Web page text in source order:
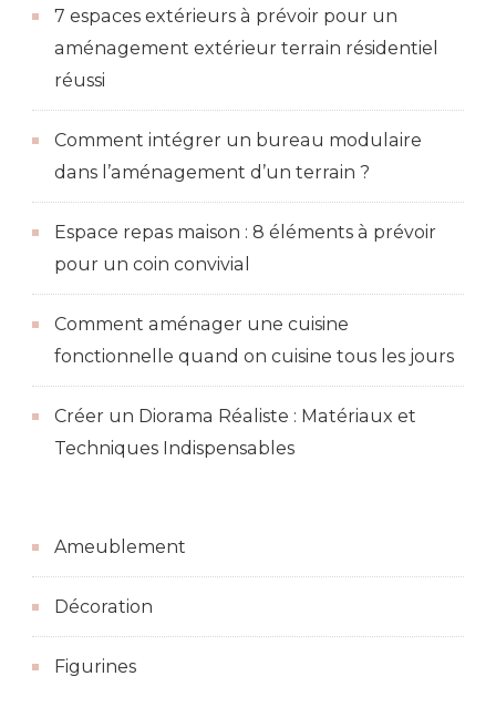
7 espaces extérieurs à prévoir pour un
aménagement extérieur terrain résidentiel
réussi
Comment intégrer un bureau modulaire
dans l’aménagement d’un terrain ?
Espace repas maison : 8 éléments à prévoir
pour un coin convivial
Comment aménager une cuisine
fonctionnelle quand on cuisine tous les jours
Créer un Diorama Réaliste : Matériaux et
Techniques Indispensables
Ameublement
Décoration
Figurines